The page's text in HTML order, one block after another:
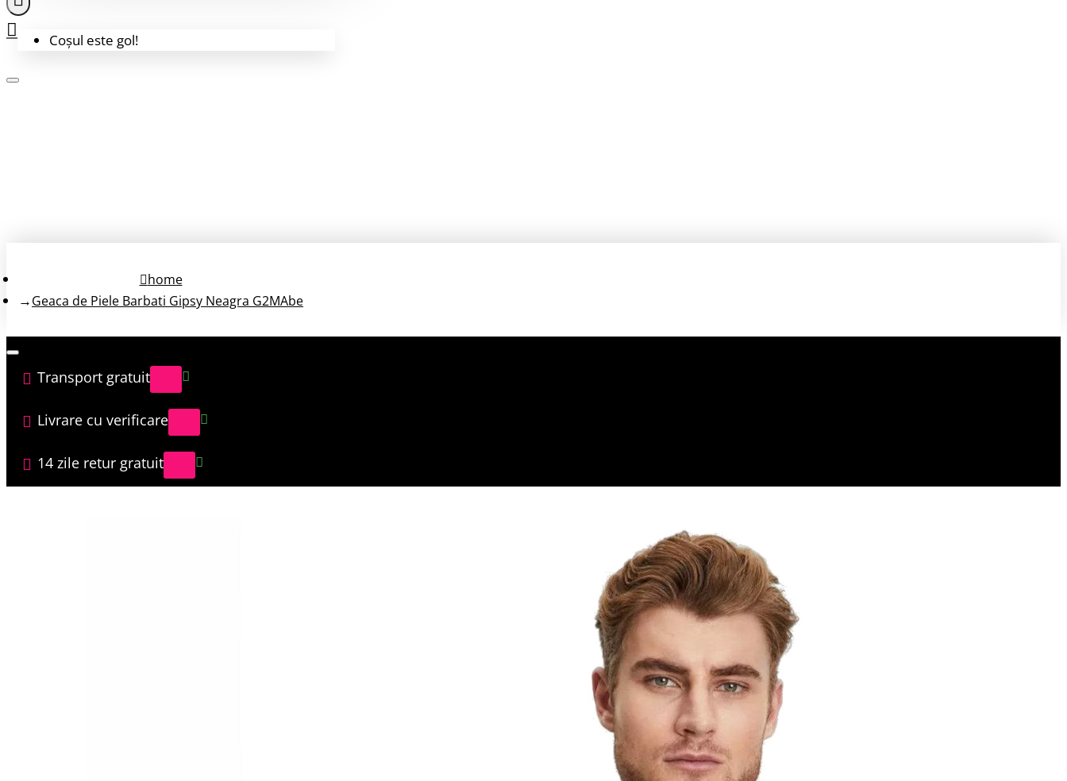
Coșul este gol!
home
Geaca de Piele Barbati Gipsy Neagra G2MAbe
Transport gratuit
Livrare cu verificare
14 zile retur gratuit